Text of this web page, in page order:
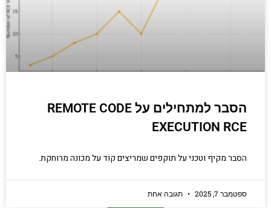
הסבר למתחילים על REMOTE CODE
EXECUTION RCE
הסבר מקיף וטכני על תוקפים שמריצים קוד על מכונה מרוחקת.
ספטמבר 7, 2025 תגובה אחת